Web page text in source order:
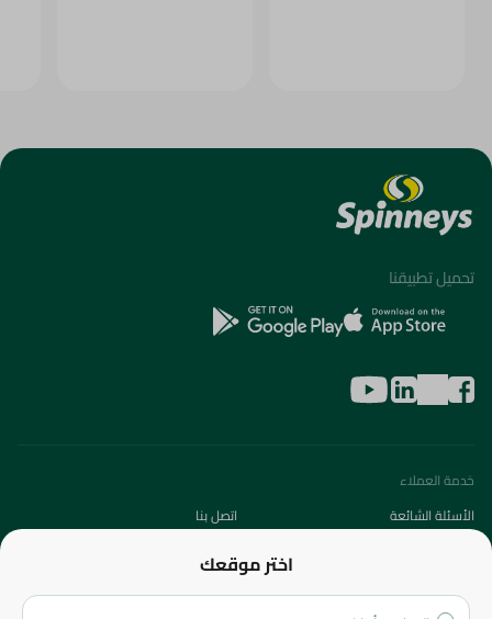
اختر موقعك
تحميل تطبيقنا
خدمة العملاء
الأسئلة الشائعة
اتصل بنا
من نحن؟
الفروع